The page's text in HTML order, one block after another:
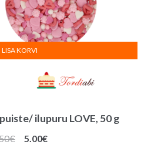
ilupuru LOVE, 50 g
€
Algne
5.00€Praegune
LISA KORVI